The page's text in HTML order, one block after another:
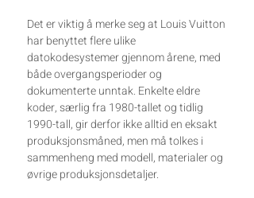
Det er viktig å merke seg at Louis Vuitton
har benyttet flere ulike
datokodesystemer gjennom årene, med
både overgangsperioder og
dokumenterte unntak. Enkelte eldre
koder, særlig fra 1980-tallet og tidlig
1990-tall, gir derfor ikke alltid en eksakt
produksjonsmåned, men må tolkes i
sammenheng med modell, materialer og
øvrige produksjonsdetaljer.